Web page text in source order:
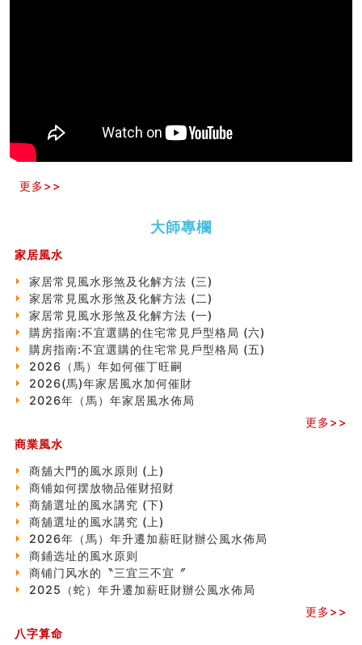
四墓库真诠
套房風水怎麼看？ 租屋風水禁忌有哪些？搬家禁忌要注
意！
精选1500个五行属金的字
玄空本义(九)
精选1000个五行属土的字
人的面相看财运
玄空本义(八)
六爻算卦：测腹中胎儿是男是女
中國改革開放總設計師鄧小平命造 (名人八字淺析八）
测字（实例解释）
精选1000个五行属火的字
玄空本义(七)
刘燮鈞讲人相 手纹与命运(二)
商铺如何摆放物品催财招财
极其旺夫的女人面相
居家風水懶人包！房子煞氣怎麼看？風水禁忌有哪些？有
這樣風水的房子別�
南半球的八字如何推排
玄空本义(六)
额相与命运
风水先生林琅仙的传说
从痣看相
姓名陰陽配置的凶吉
六爻測住宅風水 (四)
玄空本义 (五)
玄空本义 (四)
更多>>
大師專欄
家居風水
家居常見風水形煞及化解方法 (三)
家居常見風水形煞及化解方法 (二)
家居常見風水形煞及化解方法 (一)
購房指南:不宜選購的住宅常見戶型格局 (六)
購房指南:不宜選購的住宅常見戶型格局 (五)
2026（馬）年如何催丁旺嗣
2026(馬)年家居風水加何催財
2026年（馬）年家居風水佈局
更多>>
商業風水
商舖大門的風水原則 (上)
商铺如何摆放物品催财招财
商舖選址的風水講究 (下)
商舖選址的風水講究 (上)
2026年（馬）年升遷加薪旺財辦公風水佈局
商鋪选址的風水原则
商铺门风水的〝三宜三不宜〞
2025（蛇）年升遷加薪旺財辦公風水佈局
更多>>
八字算命